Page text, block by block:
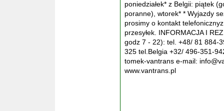
poniedziałek* z Belgii: piątek
poranne), wtorek* * Wyjazdy
prosimy o kontakt
przesyłek. INFORMACJA I
godz 7 - 22): tel. +48/ 81 884-
325 tel.Belgia +32/ 496-351-
tomek-vantrans e-mail:
www.vantrans.pl